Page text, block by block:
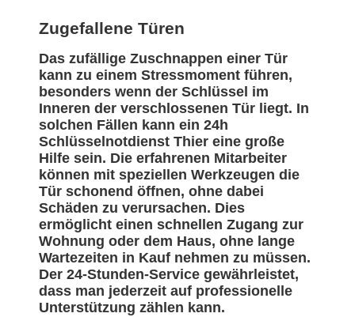
Zugefallene Türen
Das zufällige Zuschnappen einer Tür
kann zu einem Stressmoment führen,
besonders wenn der Schlüssel im
Inneren der verschlossenen Tür liegt. In
solchen Fällen kann ein 24h
Schlüsselnotdienst Thier eine große
Hilfe sein. Die erfahrenen Mitarbeiter
können mit speziellen Werkzeugen die
Tür schonend öffnen, ohne dabei
Schäden zu verursachen. Dies
ermöglicht einen schnellen Zugang zur
Wohnung oder dem Haus, ohne lange
Wartezeiten in Kauf nehmen zu müssen.
Der 24-Stunden-Service gewährleistet,
dass man jederzeit auf professionelle
Unterstützung zählen kann.